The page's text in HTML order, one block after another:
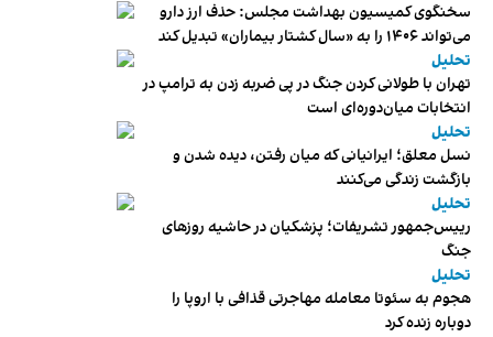
سخنگوی کمیسیون بهداشت مجلس: حذف ارز دارو
می‌تواند ۱۴۰۶ را به «سال کشتار بیماران» تبدیل کند
تحلیل
تهران با طولانی کردن جنگ در پی ضربه زدن به ترامپ در
انتخابات میان‌دوره‌ای است
تحلیل
نسل معلق؛ ایرانیانی که میان رفتن، دیده شدن و
بازگشت زندگی می‌کنند
تحلیل
رییس‌جمهور تشریفات؛ پزشکیان در حاشیه روزهای
جنگ
تحلیل
هجوم به سئوتا معامله مهاجرتی قذافی با اروپا را
دوباره زنده کرد